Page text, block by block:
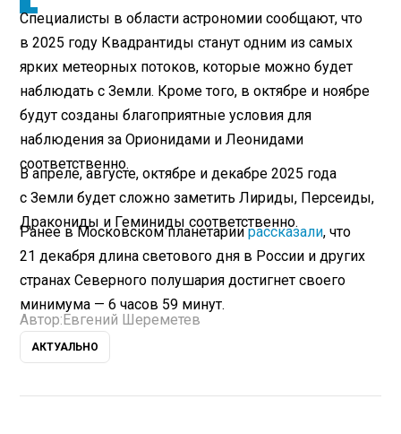
Специалисты в области астрономии сообщают, что
в 2025 году Квадрантиды станут одним из самых
ярких метеорных потоков, которые можно будет
наблюдать с Земли. Кроме того, в октябре и ноябре
будут созданы благоприятные условия для
наблюдения за Орионидами и Леонидами
соответственно.
В апреле, августе, октябре и декабре 2025 года
с Земли будет сложно заметить Лириды, Персеиды,
Дракониды и Геминиды соответственно.
Ранее в Московском планетариирассказали, что
21 декабря длина светового дня в России и других
странах Северного полушария достигнет своего
минимума — 6 часов 59 минут.
Автор: Евгений Шереметев
АКТУАЛЬНО